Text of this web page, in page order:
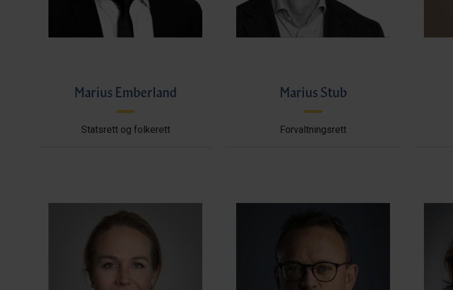
Marius Emberland
Statsrett og folkerett
Marius Stub
Forvaltningsrett